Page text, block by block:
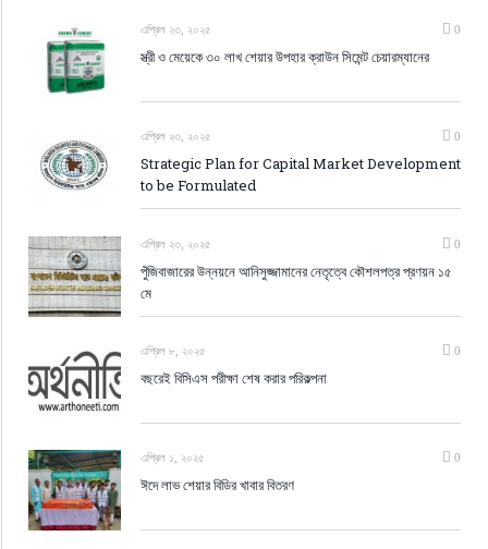
এপ্রিল ২৩, ২০২৫ 0
স্ত্রী ও মেয়েকে ৩০ লাখ শেয়ার উপহার ক্রাউন সিমেন্ট চেয়ারম্যানের
এপ্রিল ২৩, ২০২৫ 0
Strategic Plan for Capital Market Development
to be Formulated
এপ্রিল ২৩, ২০২৫ 0
পুঁজিবাজারের উন্নয়নে আনিসুজ্জামানের নেতৃত্বে কৌশলপত্র প্রণয়ন ১৫
মে
এপ্রিল ৮, ২০২৫ 0
বছরেই বিসিএস পরীক্ষা শেষ করার পরিকল্পনা
এপ্রিল ১, ২০২৫ 0
ঈদে লাভ শেয়ার বিডির খাবার বিতরণ